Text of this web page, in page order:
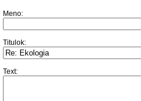
Meno:
Titulok:
Text: